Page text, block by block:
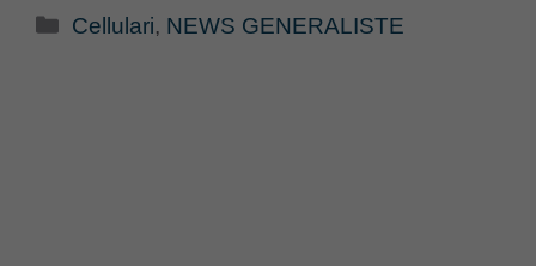
Categorie
Cellulari, NEWS GENERALISTE